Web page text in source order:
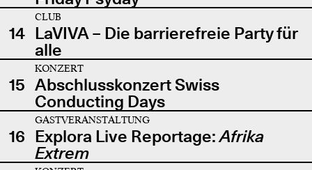
14
CLUB
LaVIVA – Die barrierefreie Party für
alle
15
KONZERT
Abschlusskonzert Swiss
Conducting Days
16
GASTVERANSTALTUNG
Explora Live Reportage:Afrika
Extrem